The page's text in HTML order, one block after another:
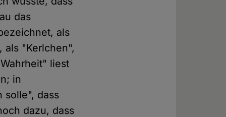
das
als
als "Kerlchen",
liest
in
solle", dass
dazu, dass